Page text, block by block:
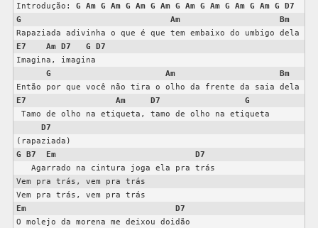
Introdução: G Am G Am G Am G Am G Am G Am G Am G Am G
D7
G
Am
Bm
E7
Am D7 G
D7
Imagina, imagina
G
Am
Bm
E7
Am D7
G
D7
G
B7 Em
D7
Vem pra trás, vem pra trás
Em
D7
O molejo da morena me deixou doidão